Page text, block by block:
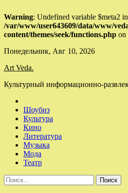
Warning: Undefined variable $meta2 in
/var/www/user643609/data/www/
content/themes/seek/functions.php on
Skip
content
Понедельник, Авг 10, 2026
Art Veda.
Культурный информационно-
Шоубиз
Культура
Кино
Литература
Музыка
Мода
Театр
Найти: